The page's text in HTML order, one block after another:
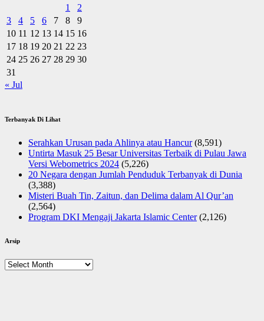
1
2
3
4 5 6 7 8
9
10 11 12 13 14 15 16
17 18 19 20 21 22 23
24 25 26 27 28 29 30
31
« Jul
Terbanyak Di Lihat
Serahkan Urusan pada Ahlinya atau Hancur (8,591)
Untirta Masuk 25 Besar Universitas Terbaik di Pulau Jawa
Versi Webometrics 2024 (5,226)
20 Negara dengan Jumlah Penduduk Terbanyak di Dunia
(3,388)
Misteri Buah Tin, Zaitun, dan Delima dalam Al Qur’an
(2,564)
Program DKI Mengaji Jakarta Islamic Center (2,126)
Arsip
Arsip